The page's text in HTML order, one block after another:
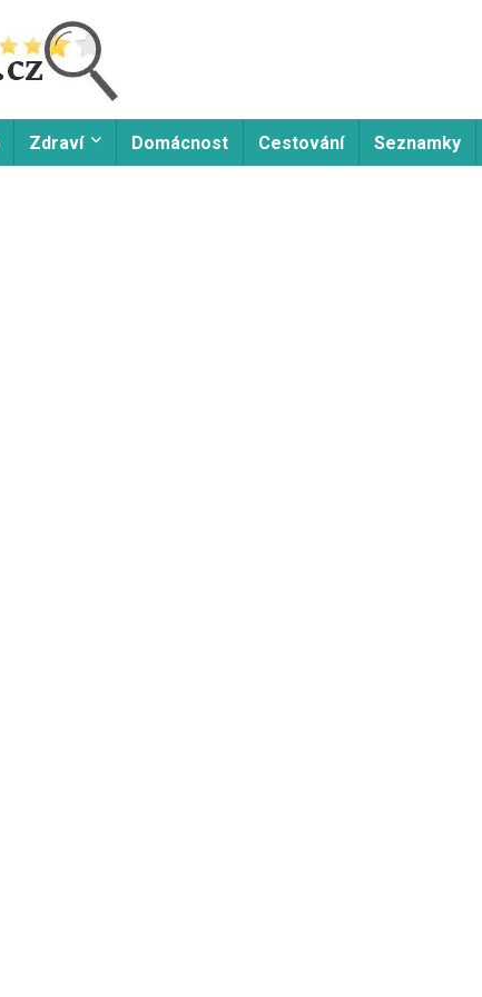
Zdraví Domácnost Cestování Seznamky